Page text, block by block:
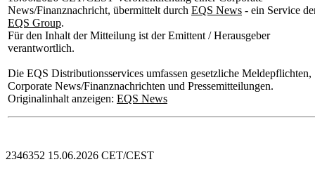
News/Finanznachricht, übermittelt durch EQS News - ein Service
EQS Group.
Für den Inhalt der Mitteilung ist der Emittent / Herausgeber
verantwortlich.
Die EQS Distributionsservices umfassen gesetzliche Meldepflichten,
Corporate News/Finanznachrichten und Pressemitteilungen.
Originalinhalt anzeigen: EQS News
2346352 15.06.2026 CET/CEST